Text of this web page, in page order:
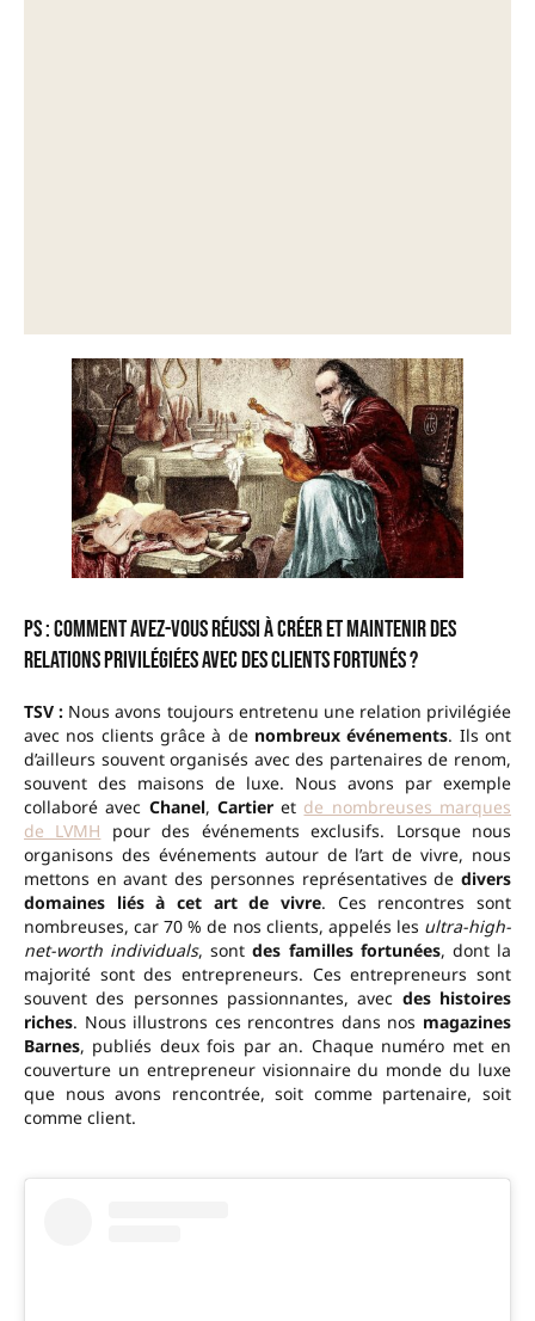
PS : Comment avez-vous réussi à créer et maintenir des
relations privilégiées avec des clients fortunés ?
TSV : Nous avons toujours entretenu une relation privilégiée
avec nos clients grâce à de nombreux événements. Ils ont
d’ailleurs souvent organisés avec des partenaires de renom,
souvent des maisons de luxe. Nous avons par exemple
collaboré avec Chanel, Cartieret de nombreuses marques
de LVMH
pour des événements exclusifs. Lorsque nous
organisons des événements autour de l’art de vivre, nous
mettons en avant des personnes représentatives de divers
domaines liés à cet art de vivre. Ces rencontres sont
nombreuses, car 70 % de nos clients, appelés les ultra-high-
net-worth individuals, sontdes familles fortunées, dont la
majorité sont des entrepreneurs. Ces entrepreneurs sont
souvent des personnes passionnantes, avec des histoires
riches. Nous illustrons ces rencontres dans nos magazines
Barnes, publiés deux fois par an. Chaque numéro met en
couverture un entrepreneur visionnaire du monde du luxe
que nous avons rencontrée, soit comme partenaire, soit
comme client.